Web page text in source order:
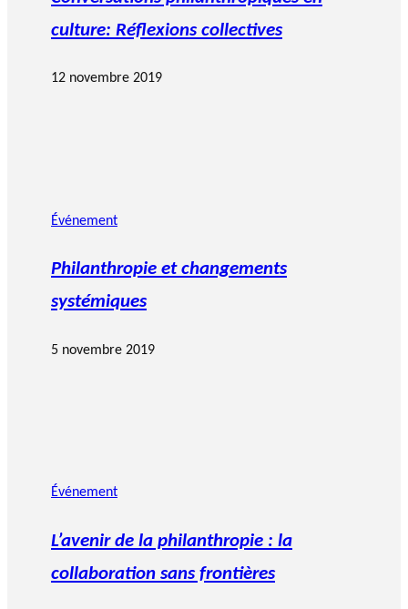
culture: Réflexions collectives
12 novembre 2019
Événement
Philanthropie et changements
systémiques
5 novembre 2019
Événement
L’avenir de la philanthropie : la
collaboration sans frontières